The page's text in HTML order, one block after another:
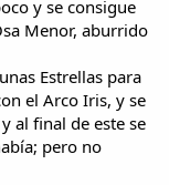
y se consigue
Menor, aburrido
Estrellas para
el Arco Iris, y se
al final de este se
pero no